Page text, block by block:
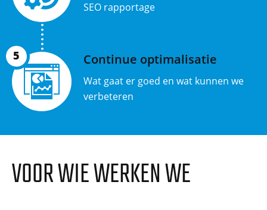
SEO rapportage
5 Continue optimalisatie
Wat gaat er goed en wat kunnen we
verbeteren
VOOR WIE WERKEN WE